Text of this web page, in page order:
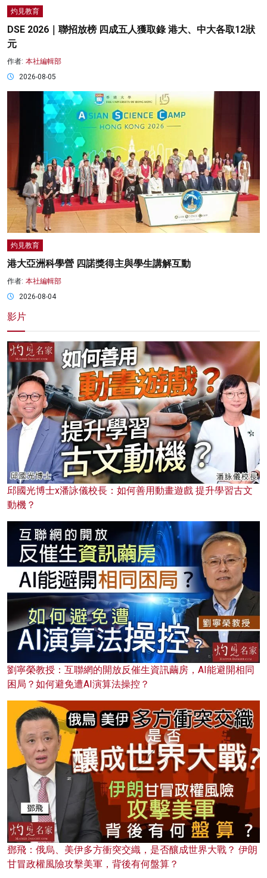
灼見教育
DSE 2026｜聯招放榜 四成五人獲取錄 港大、中大各取12狀
元
作者: 本社編輯部
2026-08-05
灼見教育
港大亞洲科學營 四諾獎得主與學生講解互動
作者: 本社編輯部
2026-08-04
影片
邱國光博士x潘詠儀校長：如何善用動畫遊戲 提升學習古文
動機？
劉寧榮教授：互聯網的開放反催生資訊繭房，AI能避開相同
困局？如何避免遭AI演算法操控？
鄧飛：俄烏、美伊多方衝突交織，是否釀成世界大戰？ 伊朗
甘冒政權風險攻擊美軍，背後有何盤算？